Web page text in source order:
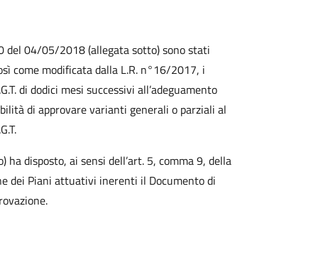
del 04/05/2018 (allegata sotto) sono stati
come modificata dalla L.R. n°16/2017, i
di dodici mesi successivi all’adeguamento
di approvare varianti generali o parziali al
ha disposto, ai sensi dell’art. 5, comma 9, della
dei Piani attuativi inerenti il Documento di